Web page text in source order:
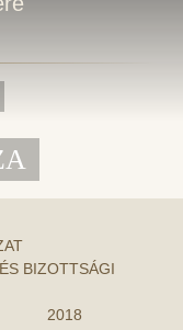
BIZOTTSÁGI
2018